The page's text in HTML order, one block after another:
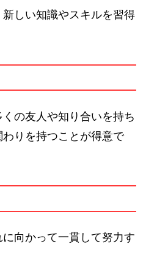
しい知識やスキルを習得
の友人や知り合いを持ち
りを持つことが得意で
向かって一貫して努力す